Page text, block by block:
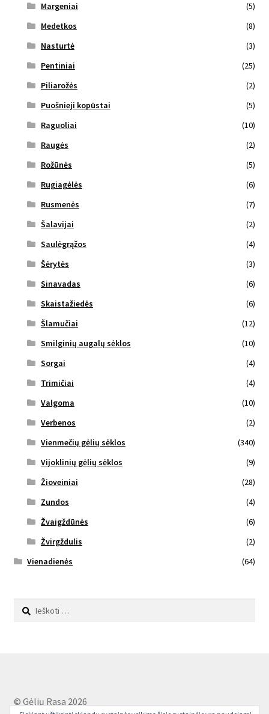
Margeniai
(5)
Medetkos
(8)
Nasturtė
(3)
Pentiniai
(25)
Piliarožės
(2)
Puošnieji kopūstai
(5)
Raguoliai
(10)
Raugės
(2)
Rožūnės
(5)
Rugiagėlės
(6)
Rusmenės
(7)
Šalavijai
(2)
Saulėgrąžos
(4)
Šėrytės
(3)
Sinavadas
(6)
Skaistažiedės
(6)
Šlamučiai
(12)
Smilginių augalų sėklos
(10)
Sorgai
(4)
Trimičiai
(4)
Valgoma
(10)
Verbenos
(2)
Vienmečių gėlių sėklos
(340)
Vijoklinių gėlių sėklos
(9)
Žioveiniai
(28)
Zundos
(4)
Žvaigždūnės
(6)
Žvirgždulis
(2)
Vienadienės
(64)
Ieškoti:
© Gėlių Rasa 2026